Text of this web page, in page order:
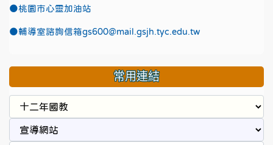
●桃園市心靈加油站
●輔導室諮詢信箱gs600@mail.gsjh.tyc.edu.tw
常用連結